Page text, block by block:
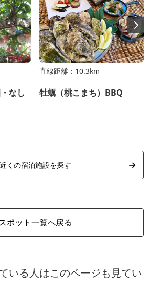
なし
直線距離：10.3km
牡蠣（桃こまち）BBQ
近くの宿泊施設を探す
ポット一覧へ戻る
いる人はこのページも見てい